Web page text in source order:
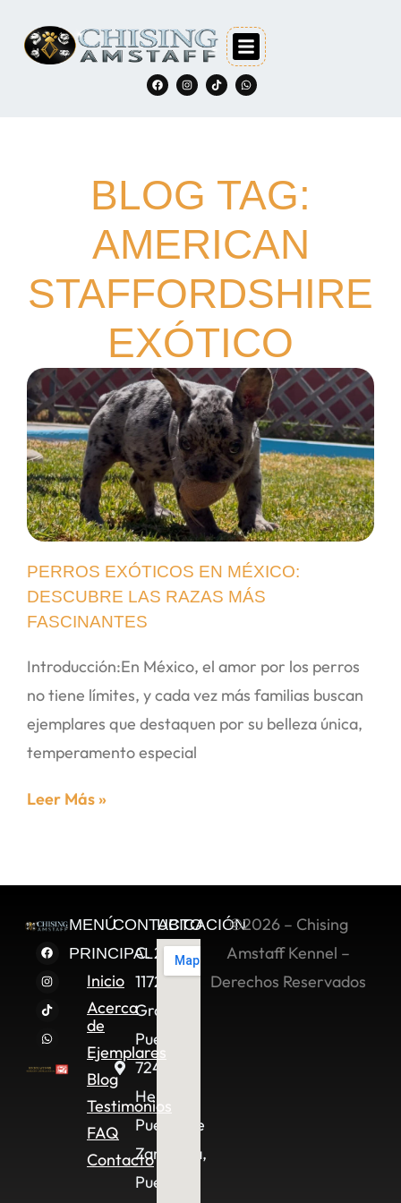
BLOG TAG:
AMERICAN
STAFFORDSHIRE
EXÓTICO
PERROS EXÓTICOS EN MÉXICO:
DESCUBRE LAS RAZAS MÁS
FASCINANTES
Introducción:En México, el amor por los perros
no tiene límites, y cada vez más familias buscan
ejemplares que destaquen por su belleza única,
temperamento especial
Leer Más »
MENÚ
PRINCIPAL
Inicio
Acerca
de
Ejemplares
Blog
Testimonios
FAQ
Contacto
CONTACTO
C. 2 Sur
11722,
Granjas
Puebla,
72490
Heroica
Puebla de
Zaragoza,
Pue.
UBICACIÓN©2026 – Chising
Amstaff Kennel –
Derechos Reservados